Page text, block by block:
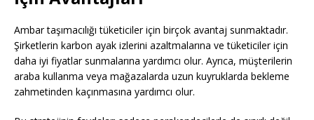
Ambar taşımacılığı tüketiciler için birçok avantaj sunmaktadır.
Şirketlerin karbon ayak izlerini azaltmalarına ve tüketiciler için
daha iyi fiyatlar sunmalarına yardımcı olur. Ayrıca, müşterilerin
araba kullanma veya mağazalarda uzun kuyruklarda bekleme
zahmetinden kaçınmasına yardımcı olur.